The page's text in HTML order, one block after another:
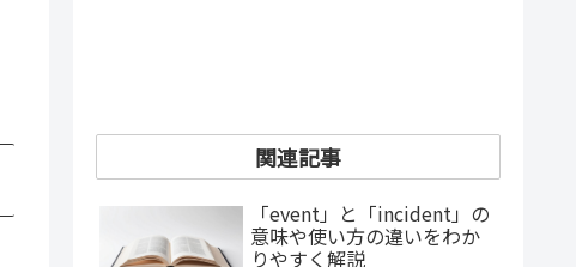
関連記事
「event」と「incident」の
意味や使い方の違いをわか
りやすく解説